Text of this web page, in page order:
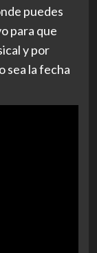
puedes
para que
y por
sea la fecha